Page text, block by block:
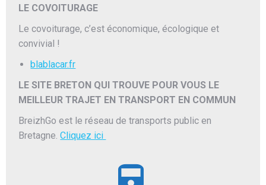
LE COVOITURAGE
Le covoiturage, c’est économique, écologique et
convivial !
blablacar.fr
LE SITE BRETON QUI TROUVE POUR VOUS LE
MEILLEUR TRAJET EN TRANSPORT EN COMMUN
BreizhGo est le réseau de transports public en
Bretagne.Cliquez ici